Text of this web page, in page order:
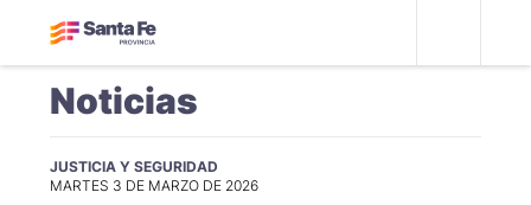
Noticias
JUSTICIA Y SEGURIDAD
MARTES 3 DE MARZO DE 2026